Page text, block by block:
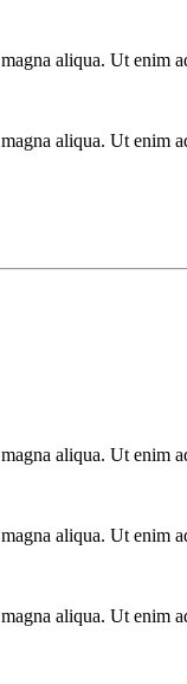
aliqua. Ut enim
aliqua. Ut enim
aliqua. Ut enim
aliqua. Ut enim
aliqua. Ut enim